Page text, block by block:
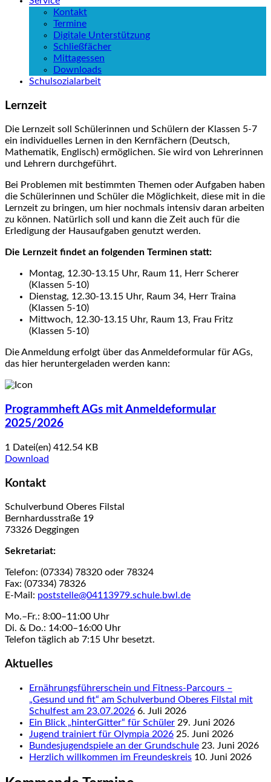
Kontakt
Termine
Digitale Unterstützung
Schließfächer
Mittagessen
Downloads
Schulsozialarbeit
Lernzeit
Die Lernzeit soll Schülerinnen und Schülern der Klassen 5-7
ein individuelles Lernen in den Kernfächern (Deutsch,
Mathematik, Englisch) ermöglichen. Sie wird von Lehrerinnen
und Lehrern durchgeführt.
Bei Problemen mit bestimmten Themen oder Aufgaben haben
die Schülerinnen und Schüler die Möglichkeit, diese mit in die
Lernzeit zu bringen, um hier nochmals intensiv daran arbeiten
zu können. Natürlich soll und kann die Zeit auch für die
Erledigung der Hausaufgaben genutzt werden.
Die Lernzeit findet an folgenden Terminen statt:
Montag, 12.30-13.15 Uhr, Raum 11, Herr Scherer
(Klassen 5-10)
Dienstag, 12.30-13.15 Uhr, Raum 34, Herr Traina
(Klassen 5-10)
Mittwoch, 12.30-13.15 Uhr, Raum 13, Frau Fritz
(Klassen 5-10)
Die Anmeldung erfolgt über das Anmeldeformular für AGs,
das hier heruntergeladen werden kann:
Programmheft AGs mit Anmeldeformular
2025/2026
1 Datei(en) 412.54 KB
Download
Kontakt
Schulverbund Oberes Filstal
Bernhardusstraße 19
73326 Deggingen
Sekretariat:
Telefon: (07334) 78320 oder 78324
Fax: (07334) 78326
E-Mail: poststelle@04113979.schule.bwl.de
Mo.–Fr.: 8:00–11:00 Uhr
Di. & Do.: 14:00–16:00 Uhr
Telefon täglich ab 7:15 Uhr besetzt.
Aktuelles
Ernährungsführerschein und Fitness-Parcours –
„Gesund und fit“ am Schulverbund Oberes Filstal mit
Schulfest am 23.07.2026 6. Juli 2026
Ein Blick „hinterGitter“ für Schüler 29. Juni 2026
Jugend trainiert für Olympia 2026 25. Juni 2026
Bundesjugendspiele an der Grundschule 23. Juni 2026
Herzlich willkommen im Freundeskreis 10. Juni 2026